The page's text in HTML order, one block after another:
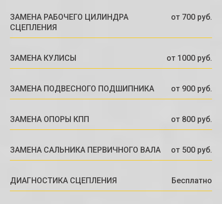
ЗАМЕНА РАБОЧЕГО ЦИЛИНДРА
СЦЕПЛЕНИЯ
от 700 руб.
ЗАМЕНА КУЛИСЫ от 1000 руб.
ЗАМЕНА ПОДВЕСНОГО ПОДШИПНИКА от 900 руб.
ЗАМЕНА ОПОРЫ КПП от 800 руб.
ЗАМЕНА САЛЬНИКА ПЕРВИЧНОГО ВАЛА от 500 руб.
ДИАГНОСТИКА СЦЕПЛЕНИЯ Бесплатно